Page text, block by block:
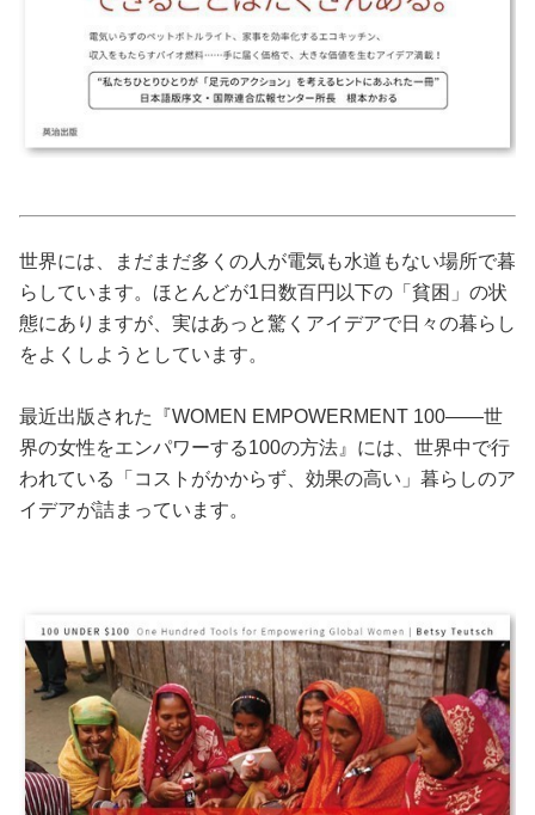
ゲーム
世界には、まだまだ多くの人が電気も水道もない場所で暮
らしています。ほとんどが1日数百円以下の「貧困」の状
態にありますが、実はあっと驚くアイデアで日々の暮らし
をよくしようとしています。
最近出版された『WOMEN EMPOWERMENT 100――世
界の女性をエンパワーする100の方法』には、世界中で行
われている「コストがかからず、効果の高い」暮らしのア
イデアが詰まっています。